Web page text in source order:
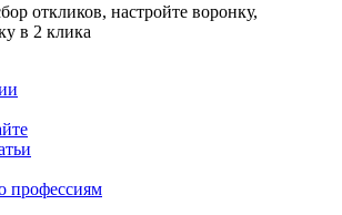
откликов, настройте воронку,
в 2 клика
профессиям